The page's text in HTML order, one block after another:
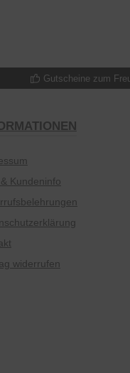
Gutscheine zum
Kundeninfo
widerrufen